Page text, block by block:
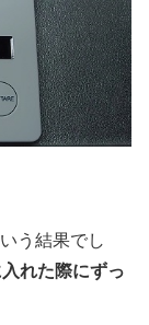
う結果でし
れた際にずっ